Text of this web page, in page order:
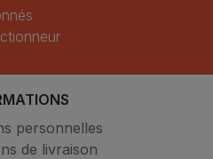
personnelles
de livraison